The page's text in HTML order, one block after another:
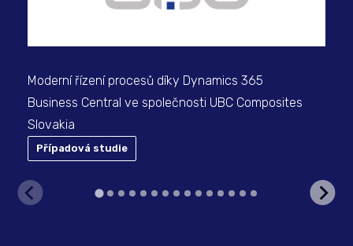
Moderní řízení procesů díky Dynamics 365
Business Central ve společnosti UBC Composites
Slovakia
Případová studie